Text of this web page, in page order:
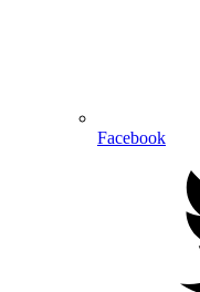
Facebook